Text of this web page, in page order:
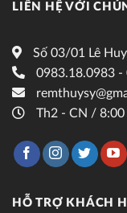
LIÊN HỆ VỚI
Số 03/01 Lê
0983.18.0983 -
Th2 - CN /
HỖ TRỢ KHÁCH